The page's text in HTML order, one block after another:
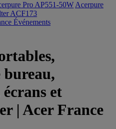
Pro AP551-50W Acerpure
ACF173
Événements
et
| Acer France